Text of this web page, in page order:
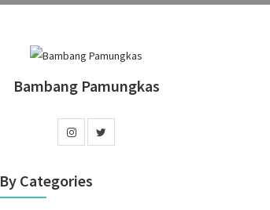
Bambang Pamungkas
By Categories